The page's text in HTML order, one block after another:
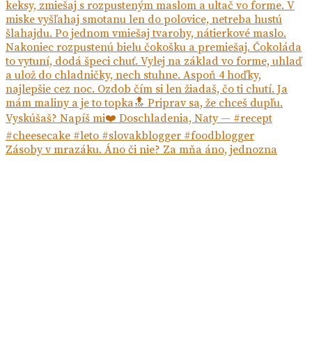
Zásoby v mrazáku. Áno či nie? Za mňa áno, jednozna